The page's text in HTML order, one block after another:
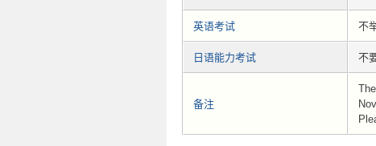
英语考试 不
日语能力考试 不
备注